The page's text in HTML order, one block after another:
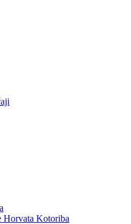
Horvata Kotoriba